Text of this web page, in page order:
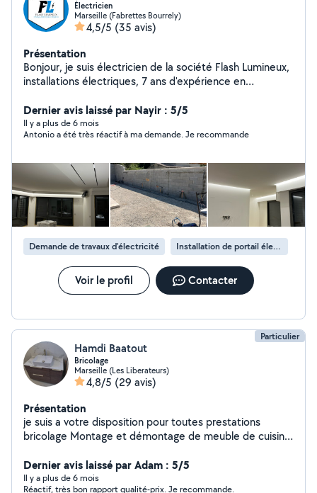
Électricien
Marseille (Fabrettes Bourrely)
4,5/5 (35 avis)
Présentation
Bonjour, je suis électricien de la société Flash Lumineux,
installations électriques, 7 ans d'expérience en
Dernier avis laissé par Nayir : 5/5
Il y a plus de 6 mois
Antonio a été très réactif à ma demande. Je recommande
Demande de travaux d’électricité Installation de portail électrique
Voir le profil Contacter
Particulier
Hamdi Baatout
Bricolage
Marseille (Les Liberateurs)
4,8/5 (29 avis)
Présentation
je suis a votre disposition pour toutes prestations
bricolage Montage et démontage de meuble de cuisine
réparation Installation d'eau froid et chaud et
évacuation Montage de tringle ، lustre, ventilateur ,
Dernier avis laissé par Adam : 5/5
Il y a plus de 6 mois
Réactif, très bon rapport qualité-prix. Je recommande.